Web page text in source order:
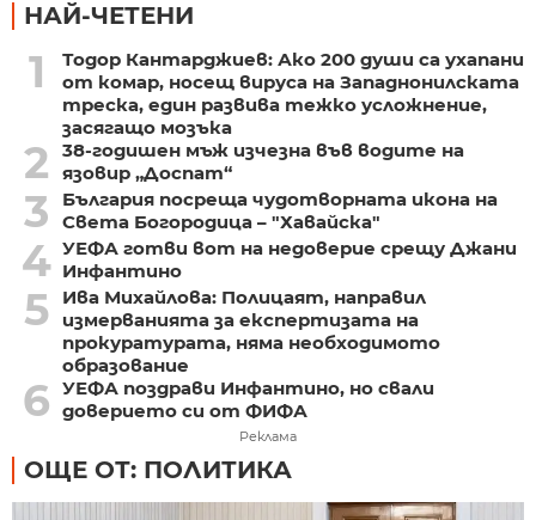
НАЙ-ЧЕТЕНИ
1
Тодор Кантарджиев: Ако 200 души са ухапани
от комар, носещ вируса на Западнонилската
треска, един развива тежко усложнение,
засягащо мозъка
2
38-годишен мъж изчезна във водите на
язовир „Доспат“
3
България посреща чудотворната икона на
Света Богородица – "Хавайска"
4 УЕФА готви вот на недоверие срещу Джани
Инфантино
5
Ива Михайлова: Полицаят, направил
измерванията за експертизата на
прокуратурата, няма необходимото
образование
6 УЕФА поздрави Инфантино, но свали
доверието си от ФИФА
Реклама
ОЩЕ ОТ: ПОЛИТИКА